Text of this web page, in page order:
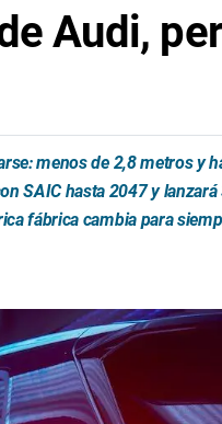
Audi,
menos de 2,8 metros y
SAIC hasta 2047 y
fábrica cambia para